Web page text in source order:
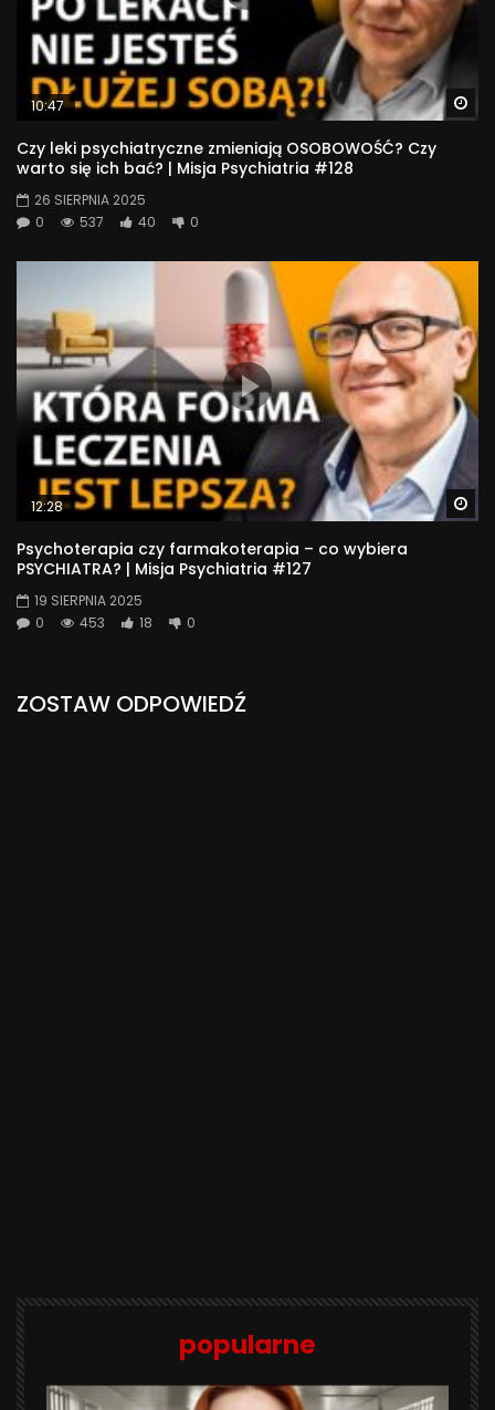
10:47
Czy leki psychiatryczne zmieniają OSOBOWOŚĆ? Czy
warto się ich bać? | Misja Psychiatria #128
26 SIERPNIA 2025
0
537 40 0
12:28
Psychoterapia czy farmakoterapia – co wybiera
PSYCHIATRA? | Misja Psychiatria #127
19 SIERPNIA 2025
0
453 18 0
ZOSTAW ODPOWIEDŹ
popularne